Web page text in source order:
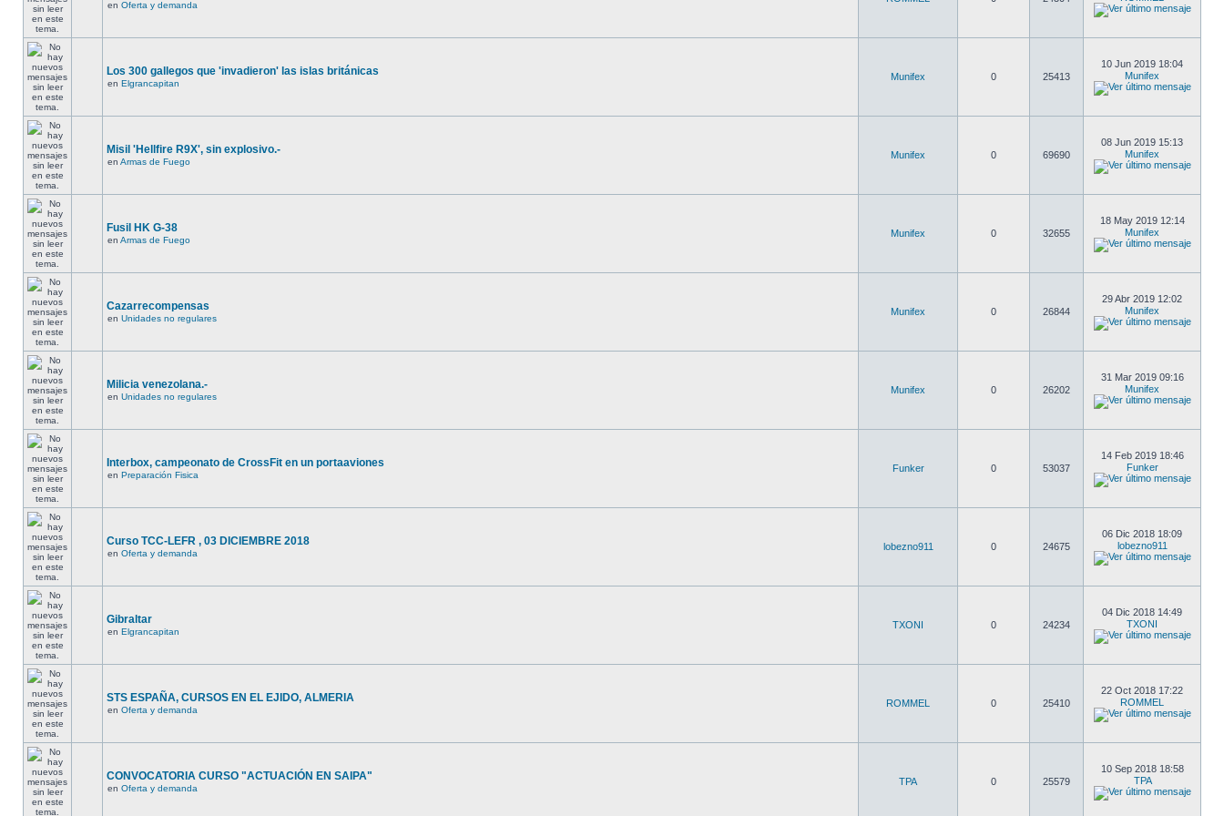
en Oferta y demanda
Los 300 gallegos que 'invadieron' las islas británicas
en Elgrancapitan
Munifex 0 25413
10 Jun 2019 18:04
Munifex
Misil 'Hellfire R9X', sin explosivo.-
en Armas de Fuego
Munifex 0 69690
08 Jun 2019 15:13
Munifex
Fusil HK G-38
en Armas de Fuego
Munifex 0 32655
18 May 2019 12:14
Munifex
Cazarrecompensas
en Unidades no regulares
Munifex 0 26844
29 Abr 2019 12:02
Munifex
Milicia venezolana.-
en Unidades no regulares
Munifex 0 26202
31 Mar 2019 09:16
Munifex
Interbox, campeonato de CrossFit en un portaaviones
en Preparación Fisica
Funker 0 53037
14 Feb 2019 18:46
Funker
Curso TCC-LEFR , 03 DICIEMBRE 2018
en Oferta y demanda
lobezno911 0 24675
06 Dic 2018 18:09
lobezno911
Gibraltar
en Elgrancapitan
TXONI 0 24234
04 Dic 2018 14:49
TXONI
STS ESPAÑA, CURSOS EN EL EJIDO, ALMERIA
en Oferta y demanda
ROMMEL 0 25410
22 Oct 2018 17:22
ROMMEL
CONVOCATORIA CURSO "ACTUACIÓN EN SAIPA"
en Oferta y demanda
TPA 0 25579
10 Sep 2018 18:58
TPA